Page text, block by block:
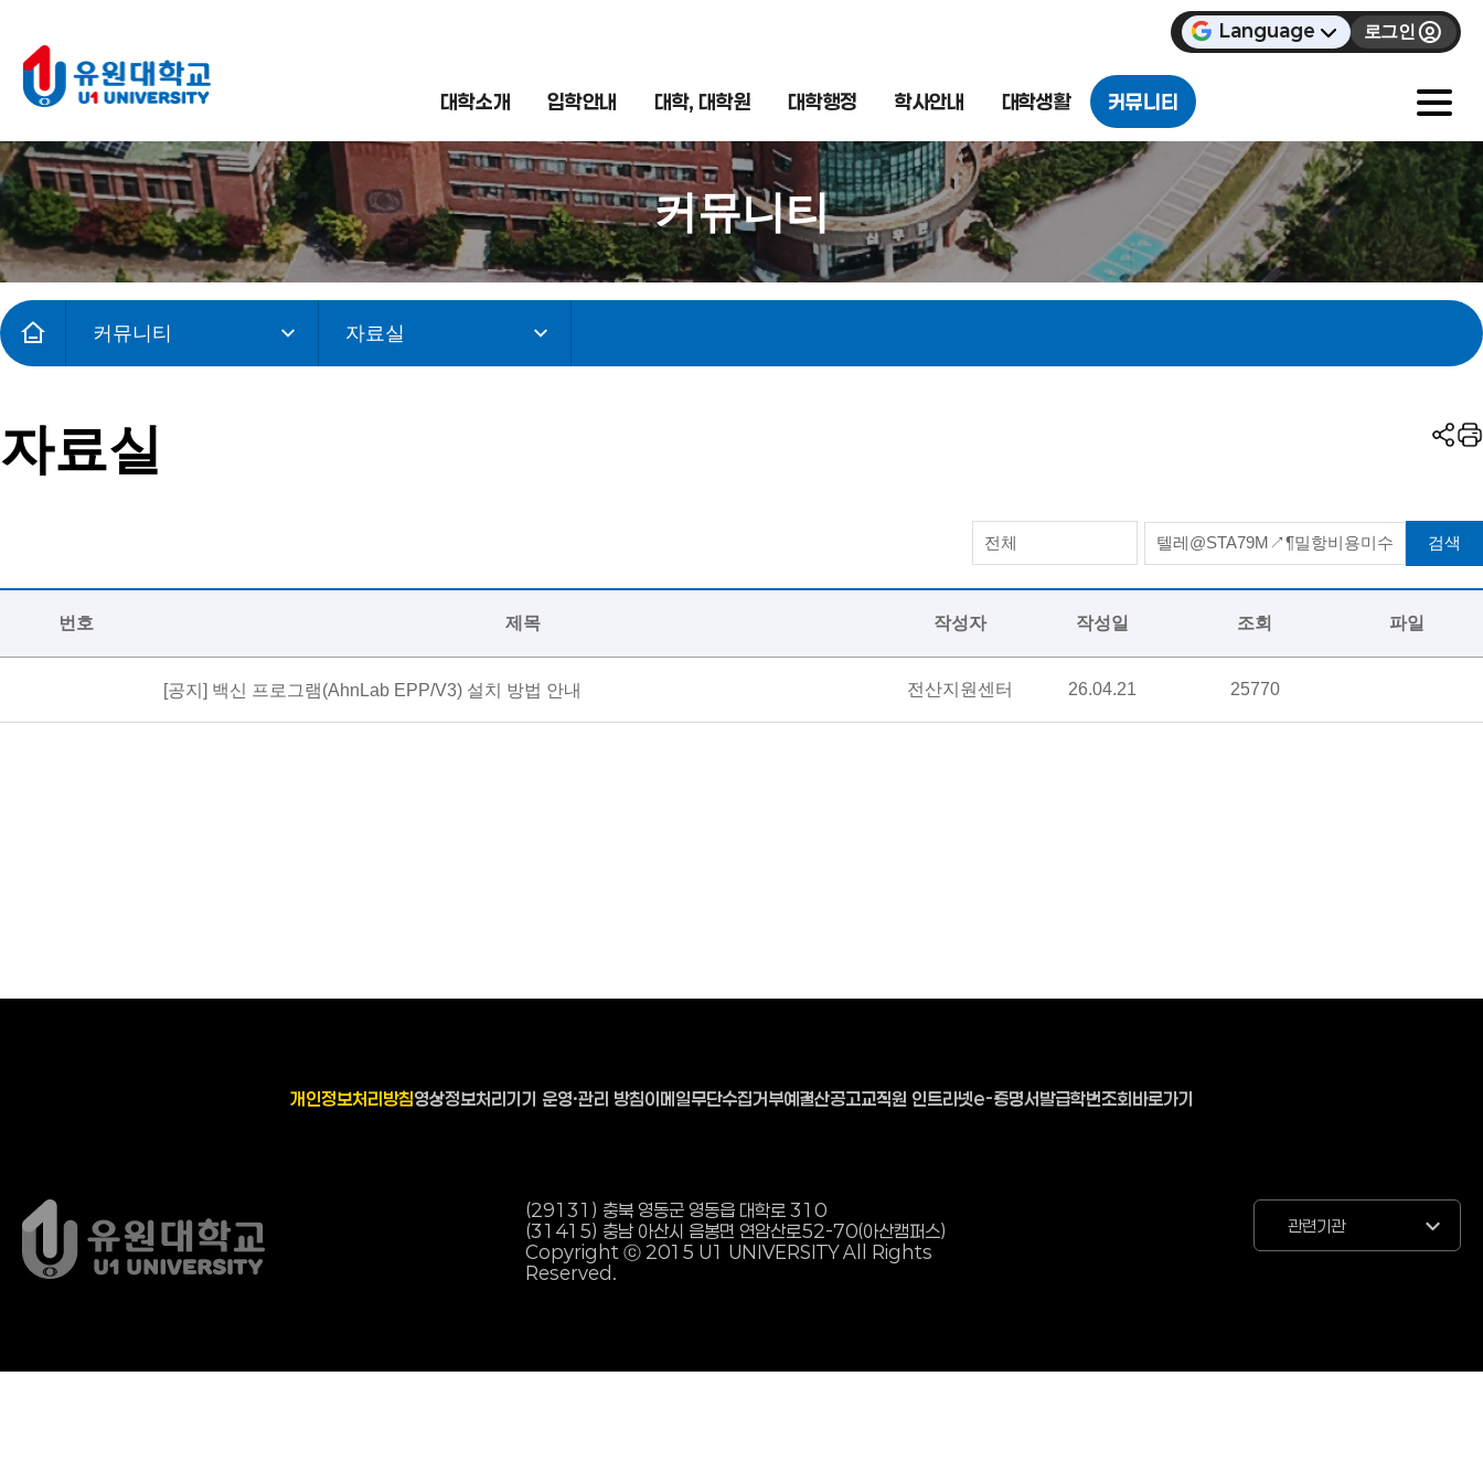
Language 로그인
대학소개 입학안내 대학, 대학원 대학행정 학사안내 대학생활 커뮤니티
커뮤니티
커뮤니티 자료실
자료실
전체 검색
번호 제목 작성자 작성일 조회 파일
[공지] 백신 프로그램(AhnLab EPP/V3) 설치 방법 안내 전산지원센터 26.04.21 25770
개인정보처리방침영상정보처리기기 운영·관리 방침이메일무단수집거부예결산공고교직원 인트라넷e-증명서발급학번조회바로가기
(29131) 충북 영동군 영동읍 대학로 310
(31415) 충남 아산시 음봉면 연암산로52-70(아산캠퍼스)
Copyright ⓒ 2015 U1 UNIVERSITY All Rights
Reserved.
관련기관